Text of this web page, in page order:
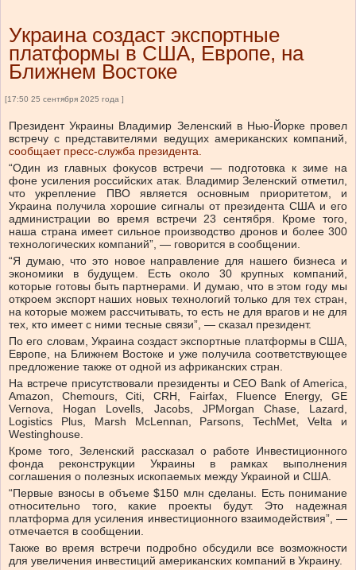
Украина создаст экспортные
платформы в США, Европе, на
Ближнем Востоке
[17:50 25 сентября 2025 года ]
Президент Украины Владимир Зеленский в Нью-Йорке провел
встречу с представителями ведущих американских компаний,
сообщает пресс-служба президента.
“Один из главных фокусов встречи — подготовка к зиме на
фоне усиления российских атак. Владимир Зеленский отметил,
что укрепление ПВО является основным приоритетом, и
Украина получила хорошие сигналы от президента США и его
администрации во время встречи 23 сентября. Кроме того,
наша страна имеет сильное производство дронов и более 300
технологических компаний”, — говорится в сообщении.
“Я думаю, что это новое направление для нашего бизнеса и
экономики в будущем. Есть около 30 крупных компаний,
которые готовы быть партнерами. И думаю, что в этом году мы
откроем экспорт наших новых технологий только для тех стран,
на которые можем рассчитывать, то есть не для врагов и не для
тех, кто имеет с ними тесные связи”, — сказал президент.
По его словам, Украина создаст экспортные платформы в США,
Европе, на Ближнем Востоке и уже получила соответствующее
предложение также от одной из африканских стран.
На встрече присутствовали президенты и СЕО Bank of America,
Amazon, Chemours, Citi, CRH, Fairfax, Fluence Energy, GE
Vernova, Hogan Lovells, Jacobs, JPMorgan Chase, Lazard,
Logistics Plus, Marsh McLennan, Parsons, TechMet, Velta и
Westinghouse.
Кроме того, Зеленский рассказал о работе Инвестиционного
фонда реконструкции Украины в рамках выполнения
соглашения о полезных ископаемых между Украиной и США.
“Первые взносы в объеме $150 млн сделаны. Есть понимание
относительно того, какие проекты будут. Это надежная
платформа для усиления инвестиционного взаимодействия”, —
отмечается в сообщении.
Также во время встречи подробно обсудили все возможности
для увеличения инвестиций американских компаний в Украину.